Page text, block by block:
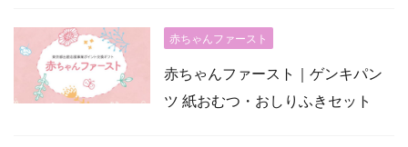
赤ちゃんファースト
赤ちゃんファースト｜ゲンキパン
ツ 紙おむつ・おしりふきセット